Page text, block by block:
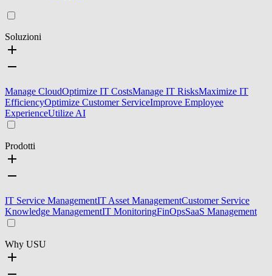
Soluzioni
Manage CloudOptimize IT CostsManage IT RisksMaximize IT
EfficiencyOptimize Customer ServiceImprove Employee
ExperienceUtilize AI
Prodotti
IT Service ManagementIT Asset ManagementCustomer Service
Knowledge ManagementIT MonitoringFinOpsSaaS Management
Why USU